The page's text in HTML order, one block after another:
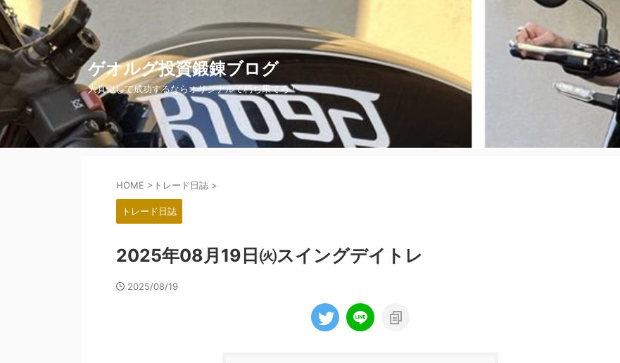
ゲオルグ投資鍛錬ブログ
人真似して成功するならオリジナルで朽ち果てろ！
HOME > トレード日誌 >
トレード日誌
2025年08月19日㈫スイングデイトレ
2025/08/19